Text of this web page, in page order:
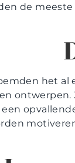
de meeste
het al
ontwerpen.
een